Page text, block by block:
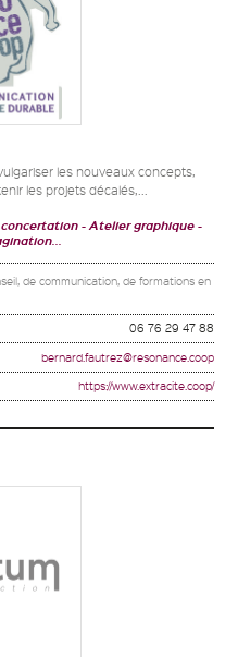
les nouveaux concepts,
les projets décalés,...
concertation
Atelier graphique
de communication, de formations en
06 76 29 47 88
bernard.fautrez@resonance.coop
https://www.extracite.coop/